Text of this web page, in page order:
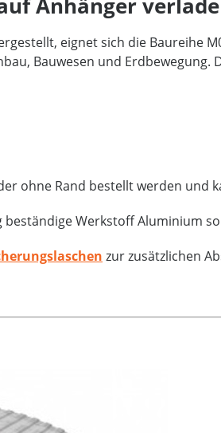
eignet sich die Baureihe
Bauwesen und
ohne Rand bestellt werden und
Werkstoff Aluminium
zur zusätzlichen